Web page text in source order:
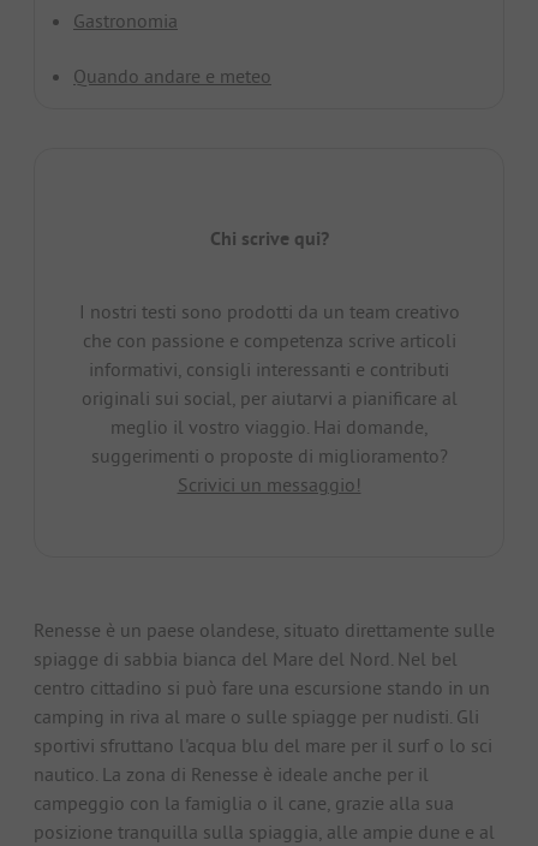
Gastronomia
Quando andare e meteo
Chi scrive qui?
I nostri testi sono prodotti da un team creativo
che con passione e competenza scrive articoli
informativi, consigli interessanti e contributi
originali sui social, per aiutarvi a pianificare al
meglio il vostro viaggio. Hai domande,
suggerimenti o proposte di miglioramento?
Scrivici un messaggio!
Renesse è un paese olandese, situato direttamente sulle
spiagge di sabbia bianca del Mare del Nord. Nel bel
centro cittadino si può fare una escursione stando in un
camping in riva al mare o sulle spiagge per nudisti. Gli
sportivi sfruttano l'acqua blu del mare per il surf o lo sci
nautico. La zona di Renesse è ideale anche per il
campeggio con la famiglia o il cane, grazie alla sua
posizione tranquilla sulla spiaggia, alle ampie dune e al